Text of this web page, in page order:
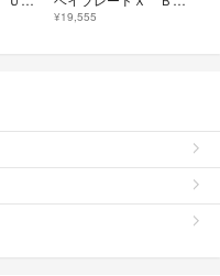
¥19,555